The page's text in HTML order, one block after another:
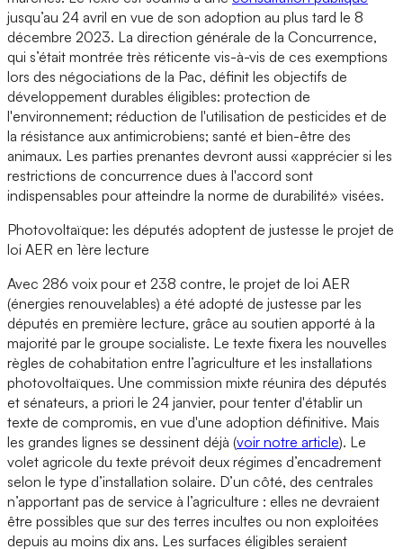
jusqu’au 24 avril en vue de son adoption au plus tard le 8
décembre 2023. La direction générale de la Concurrence,
qui s’était montrée très réticente vis-à-vis de ces exemptions
lors des négociations de la Pac, définit les objectifs de
développement durables éligibles: protection de
l'environnement; réduction de l'utilisation de pesticides et de
la résistance aux antimicrobiens; santé et bien-être des
animaux. Les parties prenantes devront aussi «apprécier si les
restrictions de concurrence dues à l'accord sont
indispensables pour atteindre la norme de durabilité» visées.
Photovoltaïque: les députés adoptent de justesse le projet de
loi AER en 1ère lecture
Avec 286 voix pour et 238 contre, le projet de loi AER
(énergies renouvelables) a été adopté de justesse par les
députés en première lecture, grâce au soutien apporté à la
majorité par le groupe socialiste. Le texte fixera les nouvelles
règles de cohabitation entre l’agriculture et les installations
photovoltaïques. Une commission mixte réunira des députés
et sénateurs, a priori le 24 janvier, pour tenter d'établir un
texte de compromis, en vue d'une adoption définitive. Mais
les grandes lignes se dessinent déjà (voir notre article). Le
volet agricole du texte prévoit deux régimes d’encadrement
selon le type d’installation solaire. D’un côté, des centrales
n’apportant pas de service à l’agriculture : elles ne devraient
être possibles que sur des terres incultes ou non exploitées
depuis au moins dix ans. Les surfaces éligibles seraient